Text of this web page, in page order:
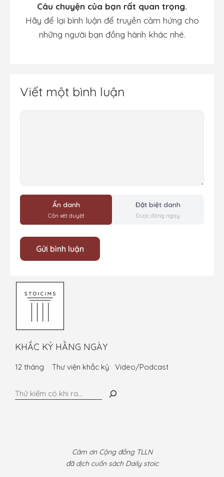
Câu chuyện của bạn rất quan trọng.
Hãy để lại bình luận để truyền cảm hứng cho
những người bạn đồng hành khác nhé.
Viết một bình luận
Bình
Ẩn danh
Cần xét duyệt
Đặt biệt danh
Được đăng ngay
KHẮC KỶ HẰNG NGÀY
12 tháng Thư viện khắc kỷ Video/Podcast
Tìm
Cảm ơn Cộng đồng TLLN
đã dịch cuốn sách Daily stoic